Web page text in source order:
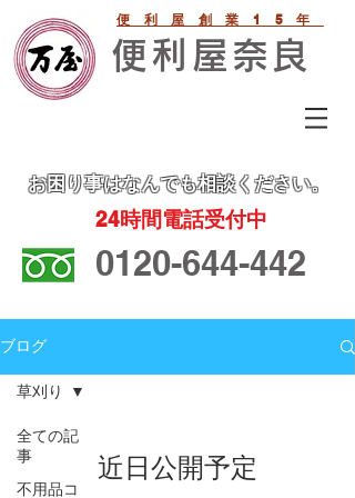
便利屋創業15年
便利屋奈良
お困り事はなんでも相談ください。
24時間電話受付中
0120-644-442
ブログ
全ての記
事
不用品コ
草刈り
近日公開予定